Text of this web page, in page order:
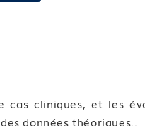
de grossesse
cliniques, et les
données théoriques..